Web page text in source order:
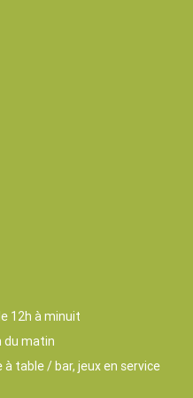
12h à minuit
du matin
table / bar, jeux en service